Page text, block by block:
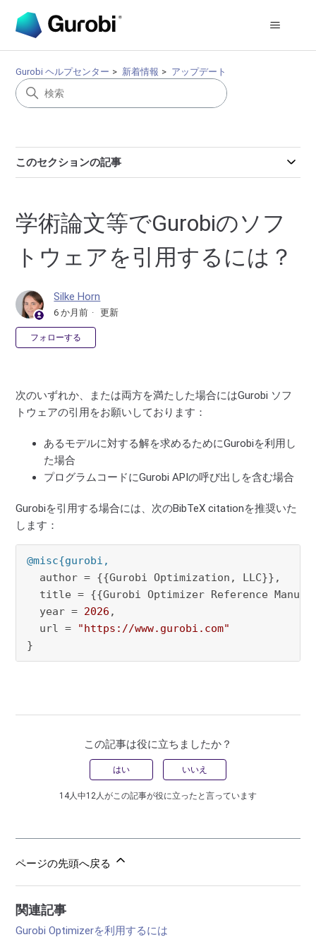
Gurobi ヘルプセンター 新着情報 アップデート
このセクションの記事
学術論文等でGurobiのソフ
トウェアを引用するには？
Silke Horn
6 か月前 更新
フォローする
次のいずれか、または両方を満たした場合にはGurobi ソフ
トウェアの引用をお願いしております：
あるモデルに対する解を求めるためにGurobiを利用し
た場合
プログラムコードにGurobi APIの呼び出しを含む場合
Gurobiを引用する場合には、次のBibTeX citationを推奨いた
します：
@misc{gurobi,
  author = {{Gurobi Optimization, LLC}},
title = {{Gurobi Optimizer Reference
  year =
2026 ,
  url =
"https://www.gurobi.com"
}
この記事は役に立ちましたか？
はい いいえ
14人中12人がこの記事が役に立ったと言っています
ページの先頭へ戻る
関連記事
Gurobi Optimizerを利用するには